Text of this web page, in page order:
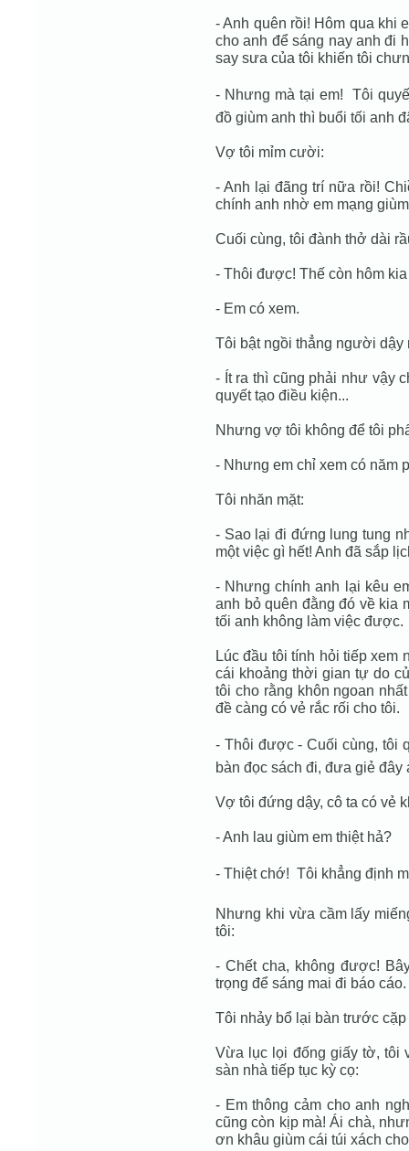
- Anh quên rồi! Hôm qua khi
cho anh để sáng nay anh đi
say sưa của tôi khiến tôi
- Nhưng mà tại em!  Tôi
đồ giùm anh thì buổi tối anh
Vợ tôi mỉm cười:
- Anh lại đãng trí nữa rồi!
chính anh nhờ em mạng
Cuối cùng, tôi đành thở dài
- Thôi được! Thế còn hôm
- Em có xem.
Tôi bật ngồi thẳng người dậy
- Ít ra thì cũng phải như vậy
quyết tạo điều kiện...
Nhưng vợ tôi không để tôi
- Nhưng em chỉ xem có năm
Tôi nhăn mặt:
- Sao lại đi đứng lung tung
một việc gì hết! Anh đã sắp
- Nhưng chính anh lại kêu
anh bỏ quên đằng đó về kia
tối anh không làm việc được.
Lúc đầu tôi tính hỏi tiếp xem
cái khoảng thời gian tự do
tôi cho rằng khôn ngoan
đề càng có vẻ rắc rối cho tôi.
- Thôi được - Cuối cùng, tôi
bàn đọc sách đi, đưa giẻ
Vợ tôi đứng dậy, cô ta có vẻ
- Anh lau giùm em thiệt hả?
- Thiệt chớ!  Tôi khẳng định
Nhưng khi vừa cầm lấy
tôi:
- Chết cha, không được!
trọng để sáng mai đi báo cáo.
Tôi nhảy bổ lại bàn trước
Vừa lục lọi đống giấy tờ, tôi
sàn nhà tiếp tục kỳ cọ:
- Em thông cảm cho anh
cũng còn kịp mà! Ái chà,
ơn khâu giùm cái túi xách